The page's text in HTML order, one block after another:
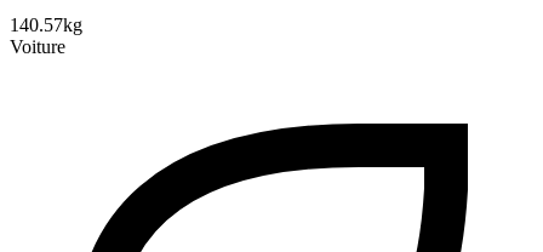
140.57kg
Voiture